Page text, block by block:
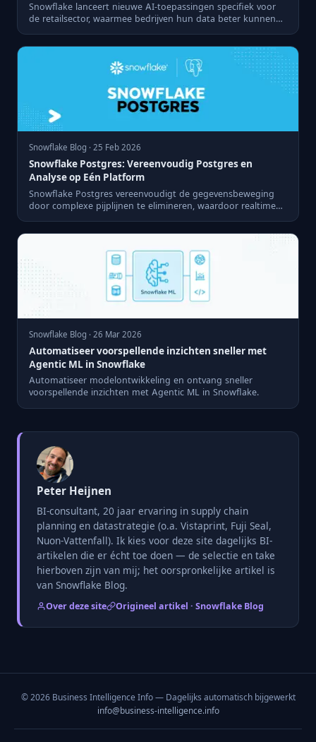
Snowflake lanceert nieuwe AI-toepassingen specifiek voor
de retailsector, waarmee bedrijven hun data beter kunnen
Snowflake Blog · 25 Feb 2026
Snowflake Postgres: Vereenvoudig Postgres en
Analyse op Eén Platform
Snowflake Postgres vereenvoudigt de gegevensbeweging
door complexe pijplijnen te elimineren, waardoor realtime
Snowflake Blog · 26 Mar 2026
Automatiseer voorspellende inzichten sneller met
Agentic ML in Snowflake
Automatiseer modelontwikkeling en ontvang sneller
voorspellende inzichten met Agentic ML in Snowflake.
Peter Heijnen
BI-consultant, 20 jaar ervaring in supply chain
planning en datastrategie (o.a. Vistaprint, Fuji Seal,
Nuon-Vattenfall). Ik kies voor deze site dagelijks BI-
artikelen die er écht toe doen — de selectie en take
hierboven zijn van mij; het oorspronkelijke artikel is
van Snowflake Blog.
Over deze site Origineel artikel · Snowflake Blog
© 2026 Business Intelligence Info — Dagelijks automatisch bijgewerkt
info@business-intelligence.info